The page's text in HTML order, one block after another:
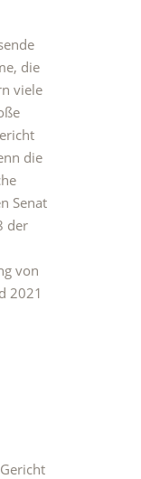
die
viele
die
Senat
der
von
2021